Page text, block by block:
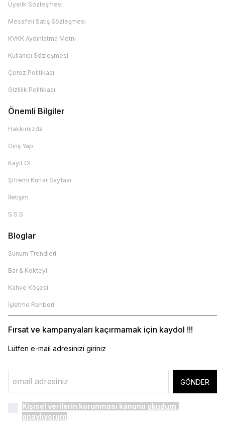
Üyelik Sözleşmesi
Mesafeli Satış Sözleşmesi
KVKK Aydınlatma Metni
Kullanıcı Sözleşmesi
Çerez Politikası
Gizlilik Politikası
Önemli Bilgiler
Hakkımızda
Giriş Yap
Kayıt Ol
Şifremi Kurtar Sayfası
İletişim
S.S.S
Bloglar
Sunum Trendleri
Bar & Kokteyl
Kahve Köşesi
İşletme Rehberi
Fırsat ve kampanyaları kaçırmamak için kaydol !!!
Lütfen e-mail adresinizi giriniz
GÖNDER
Kişisel verilerin korunması kanunu okudum,
onaylıyorum